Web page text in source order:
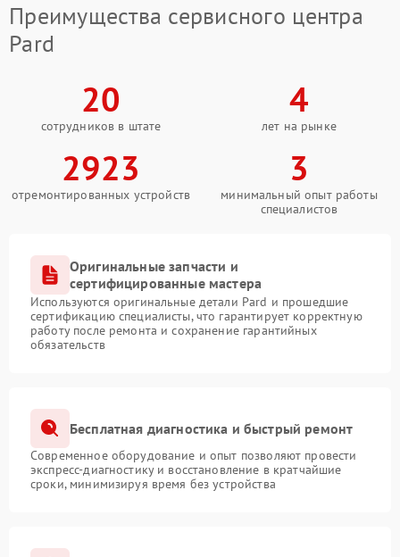
Преимущества сервисного центра
Pard
20
сотрудников в штате
4
лет на рынке
2923
отремонтированных устройств
3
минимальный опыт работы
специалистов
Оригинальные запчасти и
сертифицированные мастера
Используются оригинальные детали Pard и прошедшие
сертификацию специалисты, что гарантирует корректную
работу после ремонта и сохранение гарантийных
обязательств
Бесплатная диагностика и быстрый ремонт
Современное оборудование и опыт позволяют провести
экспресс-диагностику и восстановление в кратчайшие
сроки, минимизируя время без устройства